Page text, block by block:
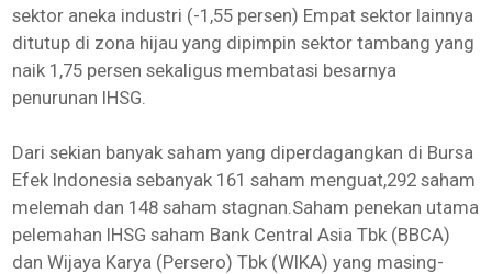
sektor aneka industri (-1,55 persen) Empat sektor lainnya
ditutup di zona hijau yang dipimpin sektor tambang yang
naik 1,75 persen sekaligus membatasi besarnya
penurunan IHSG.
Dari sekian banyak saham yang diperdagangkan di Bursa
Efek Indonesia sebanyak 161 saham menguat,292 saham
melemah dan 148 saham stagnan.Saham penekan utama
pelemahan IHSG saham Bank Central Asia Tbk (BBCA)
dan Wijaya Karya (Persero) Tbk (WIKA) yang masing-